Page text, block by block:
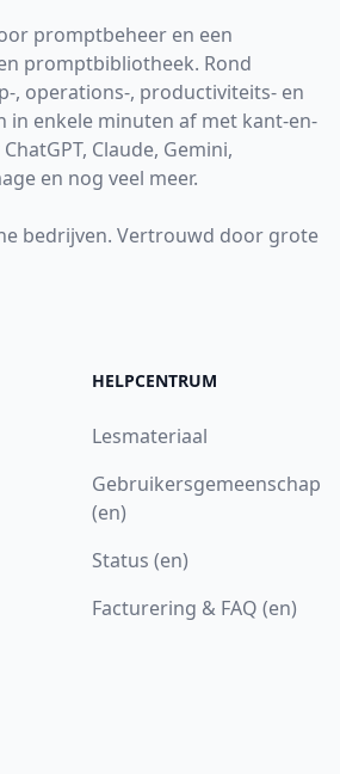
promptbeheer en een
promptbibliotheek. Rond
, operations-, productiviteits- en
in enkele minuten af met kant-en-
Claude, Gemini,
en nog veel meer.
bedrijven. Vertrouwd door grote
HELPCENTRUM
Lesmateriaal
Gebruikersgemeenschap
(en)
Status (en)
Facturering & FAQ (en)